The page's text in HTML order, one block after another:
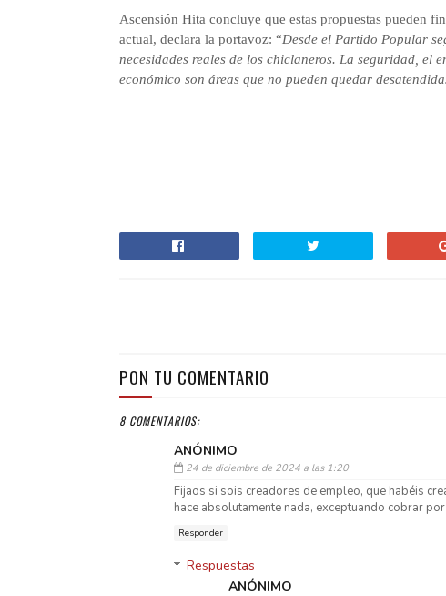
Ascensión Hita concluye que estas propuestas pueden
actual, declara la portavoz: “Desde el Partido Popular
necesidades reales de los chiclaneros. La seguridad, el
económico son áreas que no pueden quedar
PON TU COMENTARIO
8 COMENTARIOS:
ANÓNIMO
24 de diciembre de 2024 a las 1:20
Fijaos si sois creadores de empleo, que habéis
hace absolutamente nada, exceptuando cobrar
Responder
Respuestas
ANÓNIMO